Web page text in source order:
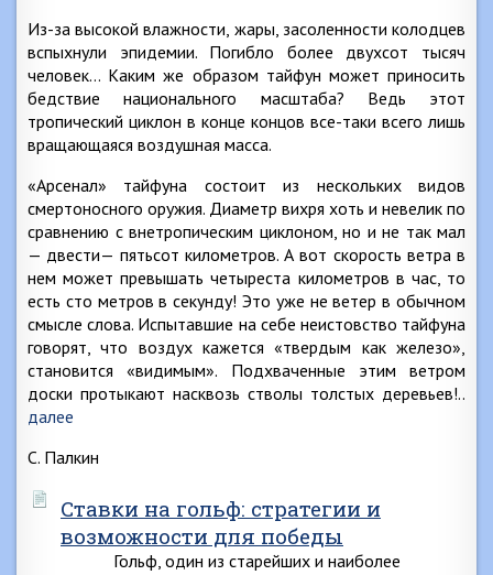
Из-за высокой влажности, жары, засоленности колодцев
вспыхнули эпидемии. Погибло более двухсот тысяч
человек… Каким же образом тайфун может приносить
бедствие национального масштаба? Ведь этот
тропический циклон в конце концов все-таки всего лишь
вращающаяся воздушная масса.
«Арсенал» тайфуна состоит из нескольких видов
смертоносного оружия. Диаметр вихря хоть и невелик по
сравнению с внетропическим циклоном, но и не так мал
— двести— пятьсот километров. А вот скорость ветра в
нем может превышать четыреста километров в час, то
есть сто метров в секунду! Это уже не ветер в обычном
смысле слова. Испытавшие на себе неистовство тайфуна
говорят, что воздух кажется «твердым как железо»,
становится «видимым». Подхваченные этим ветром
доски протыкают насквозь стволы толстых деревьев!..
далее
С. Палкин
Ставки на гольф: стратегии и
возможности для победы
Гольф, один из старейших и наиболее